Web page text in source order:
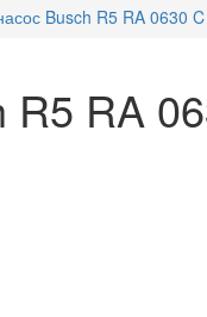
Busch R5 RA 0630 C
R5 RA